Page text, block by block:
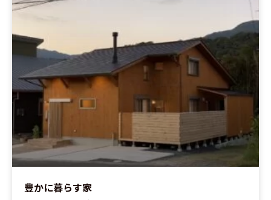
豊かに暮らす家
ジジ
ジ